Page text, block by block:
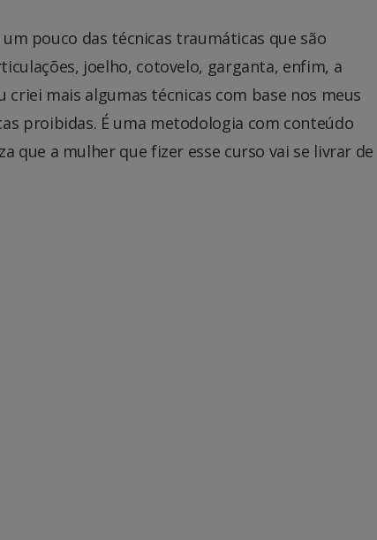
pouco das técnicas traumáticas que são
joelho, cotovelo, garganta, enfim, a
criei mais algumas técnicas com base nos meus
proibidas. É uma metodologia com conteúdo
que a mulher que fizer esse curso vai se livrar de